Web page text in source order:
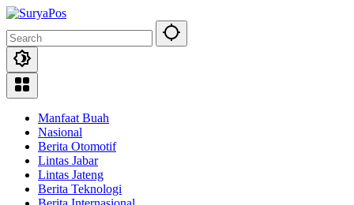
Skip
content
Manfaat Buah
Nasional
Berita Otomotif
Lintas Jabar
Lintas Jateng
Berita Teknologi